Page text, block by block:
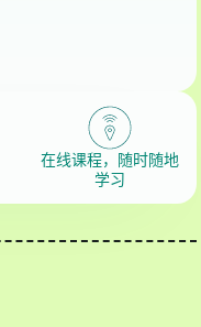
在线课程，随时随地
学习